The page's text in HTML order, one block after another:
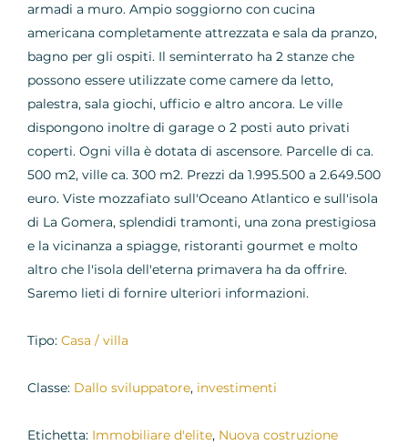
armadi a muro. Ampio soggiorno con cucina
americana completamente attrezzata e sala da pranzo,
bagno per gli ospiti. Il seminterrato ha 2 stanze che
possono essere utilizzate come camere da letto,
palestra, sala giochi, ufficio e altro ancora. Le ville
dispongono inoltre di garage o 2 posti auto privati ​​
coperti. Ogni villa è dotata di ascensore. Parcelle di ca.
500 m2, ville ca. 300 m2. Prezzi da 1.995.500 a 2.649.500
euro. Viste mozzafiato sull'Oceano Atlantico e sull'isola
di La Gomera, splendidi tramonti, una zona prestigiosa
e la vicinanza a spiagge, ristoranti gourmet e molto
altro che l'isola dell'eterna primavera ha da offrire.
Saremo lieti di fornire ulteriori informazioni.
Tipo: Casa / villa
Classe: Dallo sviluppatore, investimenti
Etichetta: Immobiliare d'elite, Nuova costruzione